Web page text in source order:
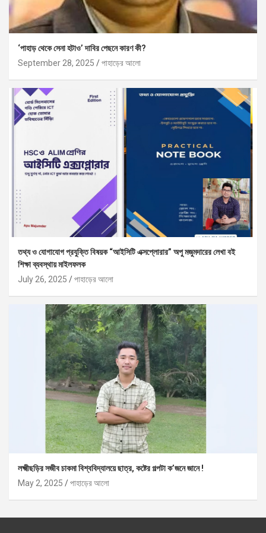
‘পাহাড় থেকে সেনা হটাও’ দাবির পেছনে কারণ কী?
September 28, 2025
পাহাড়ের আলো
তথ্য ও যোগাযোগ প্রযুক্তি বিষয়ক “আইসিটি এক্সপ্লোরার” অপু মজুমদারের লেখা বই
শিক্ষা ব্যবস্থায় মাইলফলক
July 26, 2025
পাহাড়ের আলো
লক্ষ্মীছড়ির সজীব চাকমা বিশ্ববিদ্যালয়ে ছাত্র, কষ্টের গল্পটা ক’জনে জানে !
May 2, 2025
পাহাড়ের আলো